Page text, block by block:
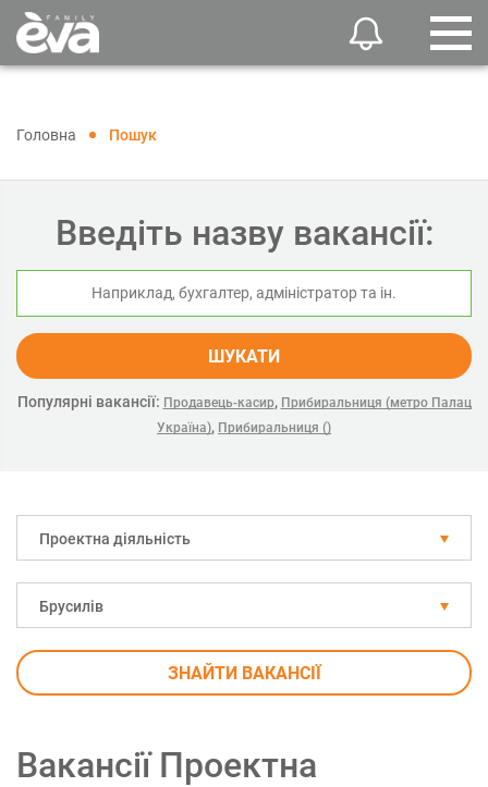
Головна Пошук
Введіть назву вакансії:
ШУКАТИ
Популярні вакансії: Продавець-касир, Прибиральниця (метро Палац
Україна), Прибиральниця ()
Проектна діяльність
Брусилів
ЗНАЙТИ ВАКАНСІЇ
Вакансії Проектна